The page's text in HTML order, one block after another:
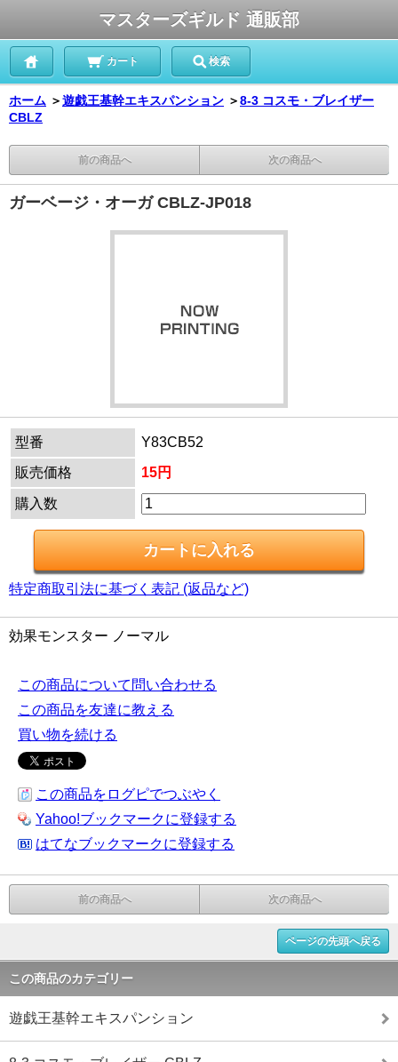
マスターズギルド 通販部
カート 検索
ホーム ＞遊戯王基幹エキスパンション ＞8-3 コスモ・ブレイザー
CBLZ
前の商品へ 次の商品へ
ガーベージ・オーガ CBLZ-JP018
型番
Y83CB52
販売価格
15円
購入数
特定商取引法に基づく表記 (返品など)
効果モンスター ノーマル
この商品について問い合わせる
この商品を友達に教える
買い物を続ける
この商品をログピでつぶやく
Yahoo!ブックマークに登録する
はてなブックマークに登録する
前の商品へ 次の商品へ
ページの先頭へ戻る
この商品のカテゴリー
遊戯王基幹エキスパンション